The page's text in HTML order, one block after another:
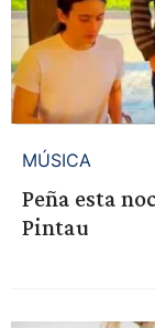
MÚSICA
Peña esta
Pintau